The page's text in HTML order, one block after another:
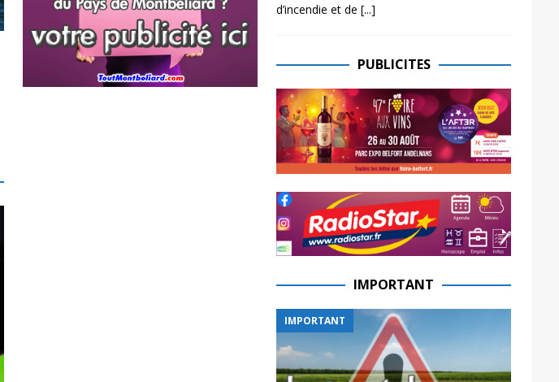
d’incendie et de [...]
PUBLICITES
IMPORTANT
IMPORTANT